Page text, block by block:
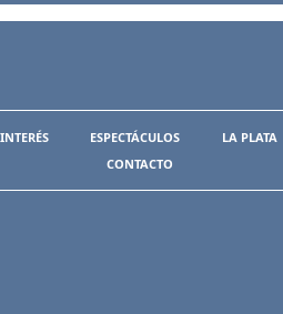
INTERÉS ESPECTÁCULOS LA PLATA
CONTACTO